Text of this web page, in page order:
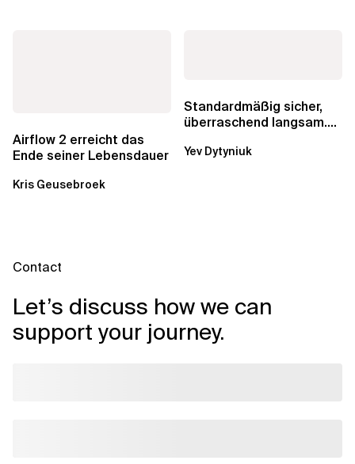
Airflow 2 erreicht das
Ende seiner Lebensdauer
Kris Geusebroek
Standardmäßig sicher,
überraschend langsam.
über die RDS...
Yev Dytyniuk
Contact
Let’s discuss how we can
support your journey.